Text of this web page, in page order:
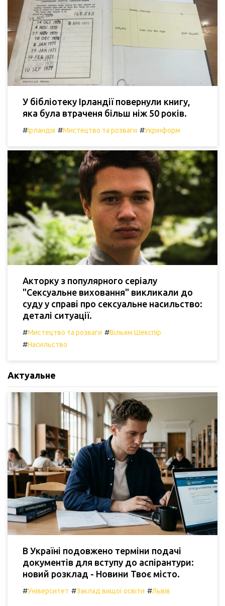
У бібліотеку Ірландії повернули книгу,
яка була втраченя більш ніж 50 років.
#Ірландія #Мистецтво та розваги #Укрінформ
Акторку з популярного серіалу
"Сексуальне виховання" викликали до
суду у справі про сексуальне насильство:
деталі ситуації.
#Мистецтво та розваги #Вільям Шекспір
#Насильство
Актуальне
В Україні подовжено терміни подачі
документів для вступу до аспірантури:
новий розклад - Новини Твоє місто.
#Університет #Заклад вищої освіти #Львів